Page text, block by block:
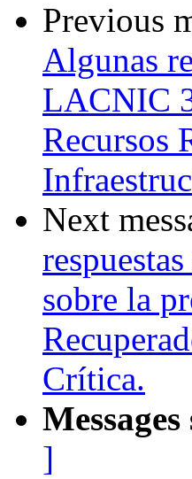
Previous
Algunas
LACNIC
Recursos
Next
sobre la
Crítica.
]